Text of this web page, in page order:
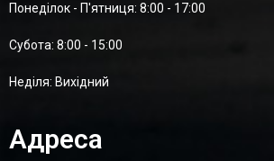
Понеділок - П'ятниця: 8:00 - 17:00
Суботa: 8:00 - 15:00
Неділя: Вихідний
Адреса